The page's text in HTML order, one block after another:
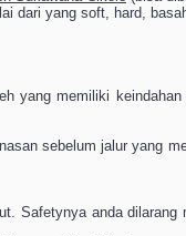
dari yang soft, hard,
yang memiliki
sebelum jalur yang
Safetynya anda dilarang